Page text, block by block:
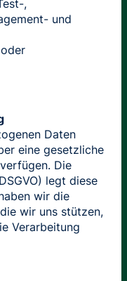
,
und
Daten
eine gesetzliche
Die
legt diese
wir die
wir uns stützen,
Verarbeitung